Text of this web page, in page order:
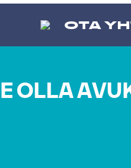
OTA
OLLA